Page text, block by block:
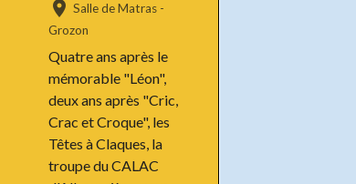
Salle de Matras -
Grozon
Quatre ans après le
mémorable "Léon",
deux ans après "Cric,
Crac et Croque", les
Têtes à Claques, la
troupe du CALAC